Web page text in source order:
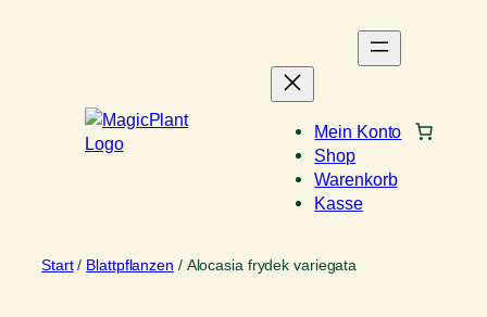
Mein Konto
Shop
Warenkorb
Kasse
Start/ Blattpflanzen / Alocasia frydek variegata